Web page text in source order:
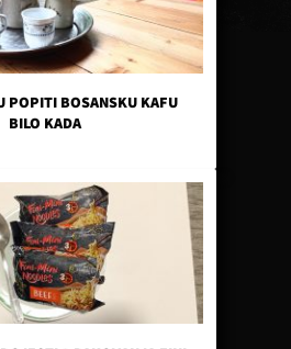
POPITI BOSANSKU KAFU
BILO KADA